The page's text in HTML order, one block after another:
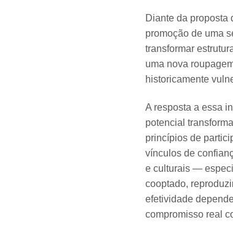
Diante da proposta
promoção de uma
transformar
uma nova
historicamente
A resposta a essa
potencial
princípios de
vínculos de
e culturais —
cooptado,
efetividade
compromisso real